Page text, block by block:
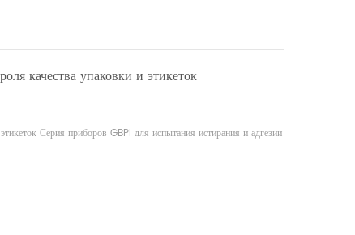
качества упаковки и этикеток
Серия приборов GBPI для испытания истирания и адгезии